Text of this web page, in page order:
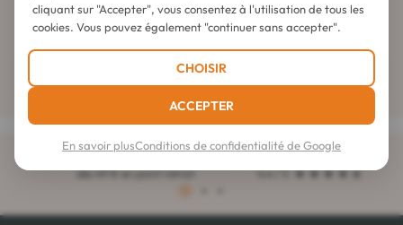
Abonnez-vous à la newsletter
Livraison offerte
dès 49 € en point retrait
notée 4,6 sur 5
4,4 / 5
1
cliquant sur "Accepter", vous consentez à l'utilisation de tous les
cookies. Vous pouvez également "continuer sans accepter".
CHOISIR
ACCEPTER
En savoir plusConditions de confidentialité de Google